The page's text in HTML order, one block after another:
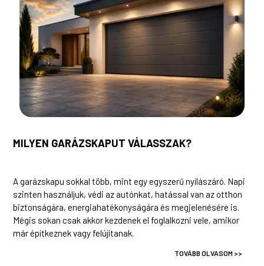
MILYEN GARÁZSKAPUT VÁLASSZAK?
A garázskapu sokkal több, mint egy egyszerű nyílászáró. Napi
szinten használjuk, védi az autónkat, hatással van az otthon
biztonságára, energiahatékonyságára és megjelenésére is.
Mégis sokan csak akkor kezdenek el foglalkozni vele, amikor
már építkeznek vagy felújítanak.
TOVÁBB OLVASOM >>